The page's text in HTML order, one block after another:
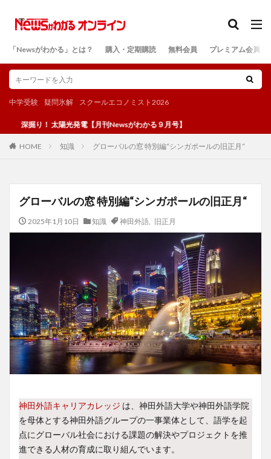
「Newsがわかる」とは？ 購入・定期購読 無料会員 プレミアム会員
中学受験 疑問氷解 スクールエコノミスト2026
！ 太陽光発電【月刊Newsがわかる９月号】
HOME 知識 グローバルの窓 特別編“シンガポールの旧正月“
グローバルの窓 特別編“シンガポールの旧正月“
2025年1月10日 知識 神田外語, 旧正月
神田外語キャリアカレッジ は、神田外語大学や神田外語学院
を母体とする神田外語グループの一事業体として、語学を起
点にグローバル社会における課題の解決やプロジェクトを推
進できる人材の育成に取り組んでいます。
検索